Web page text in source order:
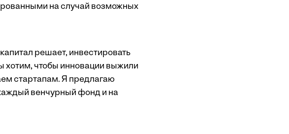
на случай возможных
решает, инвестировать
хотим, чтобы инновации выжили
стартапам. Я предлагаю
венчурный фонд и на